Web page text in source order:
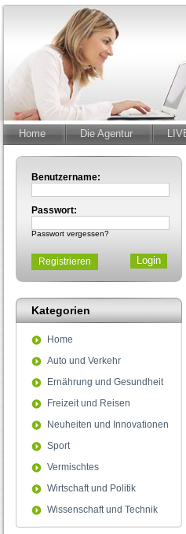
Home Die Agentur
Benutzername:
Passwort:
Passwort vergessen?
Registrieren
Kategorien
Home
Auto und Verkehr
Ernährung und Gesundheit
Freizeit und Reisen
Neuheiten und Innovationen
Sport
Vermischtes
Wirtschaft und Politik
Wissenschaft und Technik